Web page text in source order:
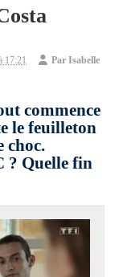
17:21 ParIsabelle
commence
le feuilleton
choc.
? Quelle fin